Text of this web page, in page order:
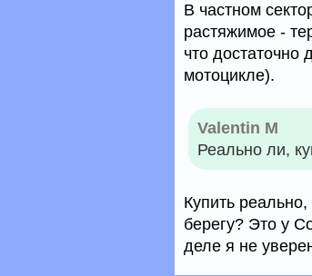
В частном
растяжимое -
что достаточно
мотоцикле).
Valentin M
Реально ли,
Купить
берегу? Это у
деле я не